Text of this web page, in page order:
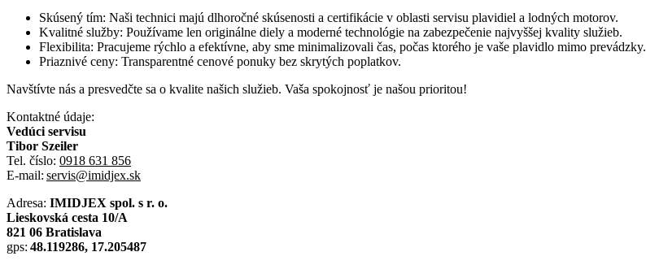
Skúsený tím: Naši technici majú dlhoročné skúsenosti a certifikácie v oblasti servisu plavidiel a lodných motorov.
Kvalitné služby: Používame len originálne diely a moderné technológie na zabezpečenie najvyššej kvality služieb.
Flexibilita: Pracujeme rýchlo a efektívne, aby sme minimalizovali čas, počas ktorého je vaše plavidlo mimo prevádzky.
Priaznivé ceny: Transparentné cenové ponuky bez skrytých poplatkov.
Navštívte nás a presvedčte sa o kvalite našich služieb. Vaša spokojnosť je našou prioritou!
Kontaktné údaje:
Vedúci servisu
Tibor Szeiler
Tel. číslo: 0918 631 856
E-mail: servis@imidjex.sk
Adresa: IMIDJEX spol. s r. o.
Lieskovská cesta 10/A
821 06 Bratislava
gps: 48.119286, 17.205487